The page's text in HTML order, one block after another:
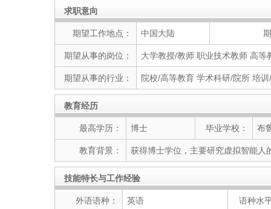
求职意向
期望工作地点： 中国大陆
期望从事的岗位： 大学教授/教师 职业技术教师 高等
期望从事的行业： 院校/高等教育 学术科研/院所 培
教育经历
最高学历： 博士 毕业学校： 布
教育背景： 获得博士学位，主要研究虚拟智能人
技能特长与工作经验
外语语种： 英语 语种水